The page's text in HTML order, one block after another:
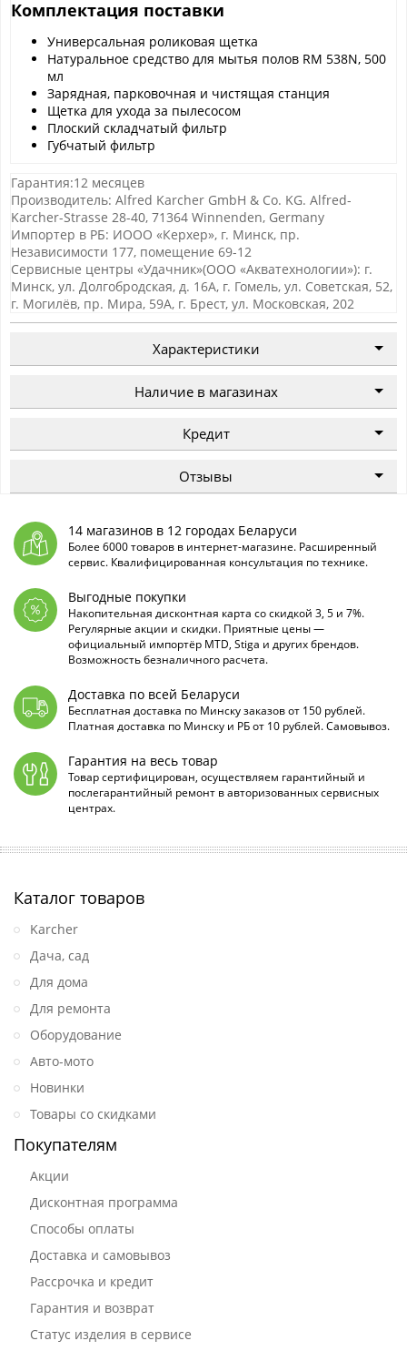
Комплектация поставки
Универсальная роликовая щетка
Натуральное средство для мытья полов RM 538N, 500
мл
Зарядная, парковочная и чистящая станция
Щетка для ухода за пылесосом
Плоский складчатый фильтр
Губчатый фильтр
Гарантия:12 месяцев
Производитель: Alfred Karcher GmbH & Co. KG. Alfred-
Karcher-Strasse 28-40, 71364 Winnenden, Germany
Импортер в РБ: ИООО «Керхер», г. Минск, пр.
Независимости 177, помещение 69-12
Сервисные центры «Удачник»(ООО «Акватехнологии»): г.
Минск, ул. Долгобродская, д. 16А, г. Гомель, ул. Советская, 52,
г. Могилёв, пр. Мира, 59А, г. Брест, ул. Московская, 202
Характеристики
Наличие в магазинах
Кредит
Отзывы
14 магазинов в 12 городах Беларуси
Более 6000 товаров в интернет-магазине. Расширенный
сервис. Квалифицированная консультация по технике.
Выгодные покупки
Накопительная дисконтная карта со скидкой 3, 5 и 7%.
Регулярные акции и скидки. Приятные цены —
официальный импортёр MTD, Stiga и других брендов.
Возможность безналичного расчета.
Доставка по всей Беларуси
Бесплатная доставка по Минску заказов от 150 рублей.
Платная доставка по Минску и РБ от 10 рублей. Самовывоз.
Гарантия на весь товар
Товар сертифицирован, осуществляем гарантийный и
послегарантийный ремонт в авторизованных сервисных
центрах.
Каталог товаров
Karcher
Дача, сад
Для дома
Для ремонта
Оборудование
Авто-мото
Новинки
Товары со скидками
Покупателям
Акции
Дисконтная программа
Способы оплаты
Доставка и самовывоз
Рассрочка и кредит
Гарантия и возврат
Статус изделия в сервисе